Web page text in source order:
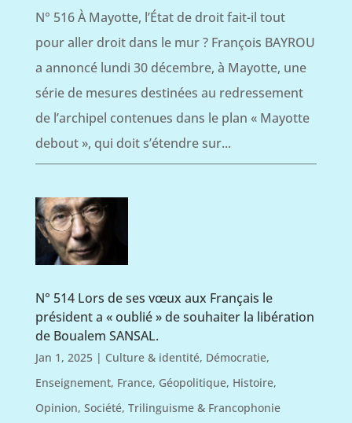
N° 516 À Mayotte, l’État de droit fait-il tout
pour aller droit dans le mur ? François BAYROU
a annoncé lundi 30 décembre, à Mayotte, une
série de mesures destinées au redressement
de l’archipel contenues dans le plan « Mayotte
debout », qui doit s’étendre sur...
N° 514 Lors de ses vœux aux Français le
président a « oublié » de souhaiter la libération
de Boualem SANSAL.
Jan 1, 2025| Culture & identité, Démocratie,
Enseignement, France, Géopolitique, Histoire,
Opinion, Société, Trilinguisme & Francophonie